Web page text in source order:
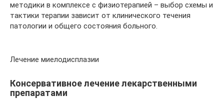
методики в комплексе с физиотерапией – выбор схемы и
тактики терапии зависит от клинического течения
патологии и общего состояния больного.
Лечение миелодисплазии
Консервативное лечение лекарственными
препаратами